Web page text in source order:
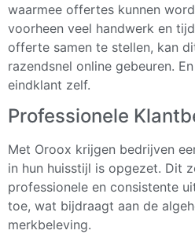
waarmee offertes kunnen
voorheen veel handwerk en
offerte samen te stellen, kan
razendsnel online gebeuren.
eindklant zelf.
Professionele
Met Oroox krijgen bedrijven
in hun huisstijl is opgezet. Dit
professionele en consistente
toe, wat bijdraagt aan de
merkbeleving.